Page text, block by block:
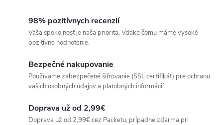
98% pozitívnych recenzií
Vaša spokojnosť je naša priorita. Vďaka čomu máme vysoké
pozitívne hodnotenie.
Bezpečné nakupovanie
Používame zabezpečené šifrovanie (SSL certifikát) pre ochranu
vašich osobných údajov a platobných informácií.
Doprava už od 2,99€
Doprava už od 2,99€ cez Packetu, prípadne zdarma pri